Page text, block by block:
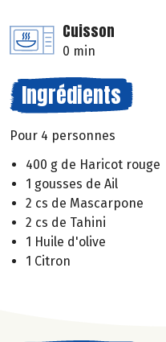
Cuisson
0 min
Ingrédients
Pour 4 personnes
400 g de Haricot rouge
1 gousses de Ail
2 cs de Mascarpone
2 cs de Tahini
1 Huile d'olive
1 Citron